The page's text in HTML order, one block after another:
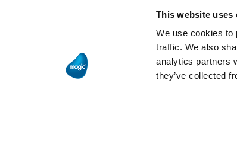
This website uses
We use cookies to
traffic. We also
analytics partners
they’ve collected
Magic xpi
Integrationsplattform